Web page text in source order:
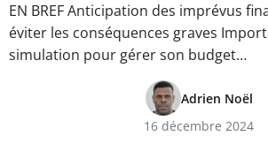
EN BREF Anticipation des imprévus
éviter les conséquences graves
simulation pour gérer son budget…
Adrien Noël
16 décembre 2024